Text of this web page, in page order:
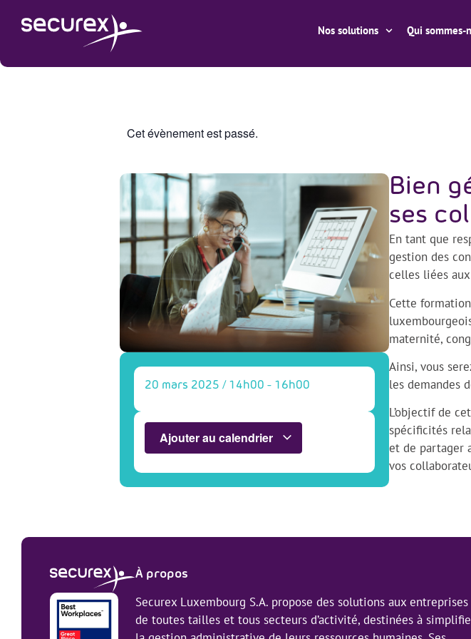
Nos solutions Qui sommes-
Cet évènement est passé.
20 mars 2025 / 14h00 - 16h00
Ajouter au calendrier
Bien
ses
En tant que
gestion des
celles liées
Cette
maternité,
Ainsi, vous
les demandes
L’objectif de
spécificités
et de partager
vos
À propos
Securex Luxembourg S.A. propose des solutions aux entreprises
de toutes tailles et tous secteurs d’activité, destinées à